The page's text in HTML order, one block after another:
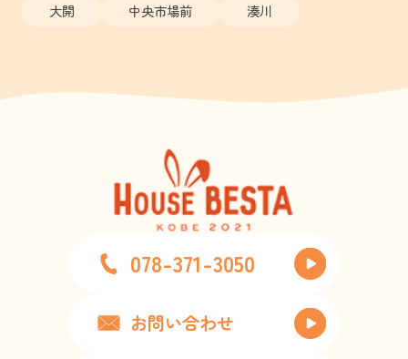
大開
中央市場前 湊川
078-371-3050
お問い合わせ